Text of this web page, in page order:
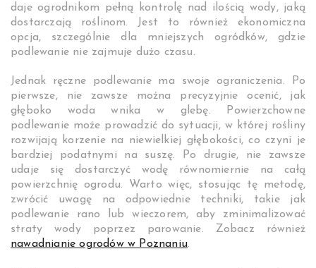
daje ogrodnikom pełną kontrolę nad ilością wody, jaką
dostarczają roślinom. Jest to również ekonomiczna
opcja, szczególnie dla mniejszych ogródków, gdzie
podlewanie nie zajmuje dużo czasu.
Jednak ręczne podlewanie ma swoje ograniczenia. Po
pierwsze, nie zawsze można precyzyjnie ocenić, jak
głęboko woda wnika w glebę. Powierzchowne
podlewanie może prowadzić do sytuacji, w której rośliny
rozwijają korzenie na niewielkiej głębokości, co czyni je
bardziej podatnymi na suszę. Po drugie, nie zawsze
udaje się dostarczyć wodę równomiernie na całą
powierzchnię ogrodu. Warto więc, stosując tę metodę,
zwrócić uwagę na odpowiednie techniki, takie jak
podlewanie rano lub wieczorem, aby zminimalizować
straty wody poprzez parowanie. Zobacz również
nawadnianie ogrodów w Poznaniu.